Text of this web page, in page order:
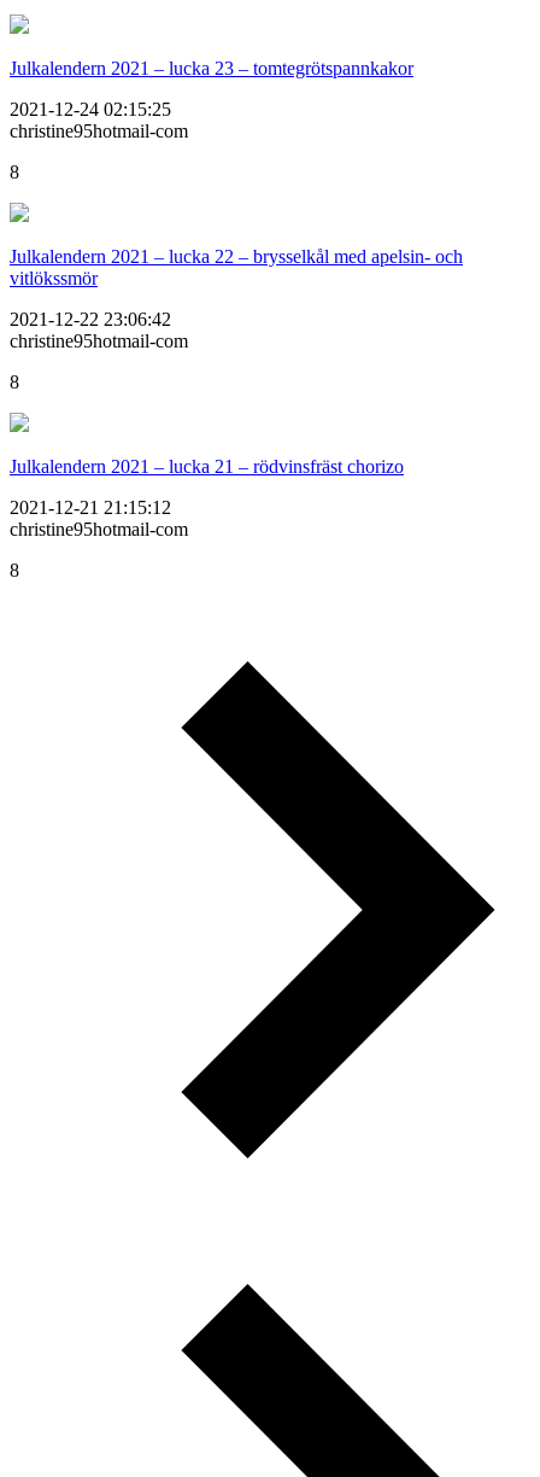
Julkalendern 2021 – lucka 23 – tomtegrötspannkakor
2021-12-24 02:15:25
christine95hotmail-com
8
Julkalendern 2021 – lucka 22 – brysselkål med apelsin- och
vitlökssmör
2021-12-22 23:06:42
christine95hotmail-com
8
Julkalendern 2021 – lucka 21 – rödvinsfräst chorizo
2021-12-21 21:15:12
christine95hotmail-com
8